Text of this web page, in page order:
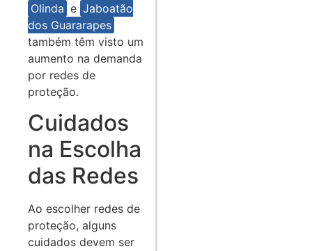
Olinda e Jaboatão
dos Guararapes
também têm visto um
aumento na demanda
por redes de
proteção.
Cuidados
na Escolha
das Redes
Ao escolher redes de
proteção, alguns
cuidados devem ser